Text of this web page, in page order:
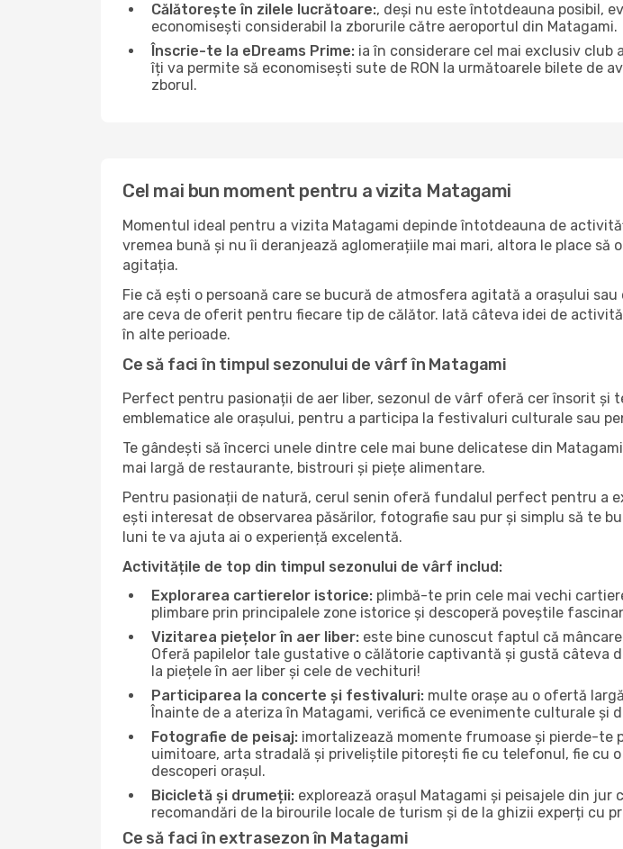
Călătorește în zilele lucrătoare:, deși nu este întotdeauna posibil,
economisești considerabil la zborurile către aeroportul din Matagami.
Înscrie-te la eDreams Prime: ia în considerare cel mai exclusiv
îți va permite să economisești sute de RON la următoarele bilete de
zborul.
Cel mai bun moment pentru a vizita Matagami
Momentul ideal pentru a vizita Matagami depinde întotdeauna de
vremea bună și nu îi deranjează aglomerațiile mai mari, altora le place
agitația.
Fie că ești o persoană care se bucură de atmosfera agitată a orașului
are ceva de oferit pentru fiecare tip de călător. Iată câteva idei de
în alte perioade.
Ce să faci în timpul sezonului de vârf în Matagami
Perfect pentru pasionații de aer liber, sezonul de vârf oferă cer însorit și
emblematice ale orașului, pentru a participa la festivaluri culturale sau
Te gândești să încerci unele dintre cele mai bune delicatese din
mai largă de restaurante, bistrouri și piețe alimentare.
Pentru pasionații de natură, cerul senin oferă fundalul perfect pentru a
ești interesat de observarea păsărilor, fotografie sau pur și simplu să te
luni te va ajuta ai o experiență excelentă.
Activitățile de top din timpul sezonului de vârf includ:
Explorarea cartierelor istorice: plimbă-te prin cele mai vechi
plimbare prin principalele zone istorice și descoperă poveștile
Vizitarea piețelor în aer liber: este bine cunoscut faptul că
Oferă papilelor tale gustative o călătorie captivantă și gustă câteva
la piețele în aer liber și cele de vechituri!
Participarea la concerte și festivaluri: multe orașe au o ofertă
Înainte de a ateriza în Matagami, verifică ce evenimente culturale și
Fotografie de peisaj: imortalizează momente frumoase și pierde-te
uimitoare, arta stradală și priveliștile pitorești fie cu telefonul, fie cu
descoperi orașul.
Bicicletă și drumeții: explorează orașul Matagami și peisajele din
recomandări de la birourile locale de turism și de la ghizii experți cu
Ce să faci în extrasezon în Matagami